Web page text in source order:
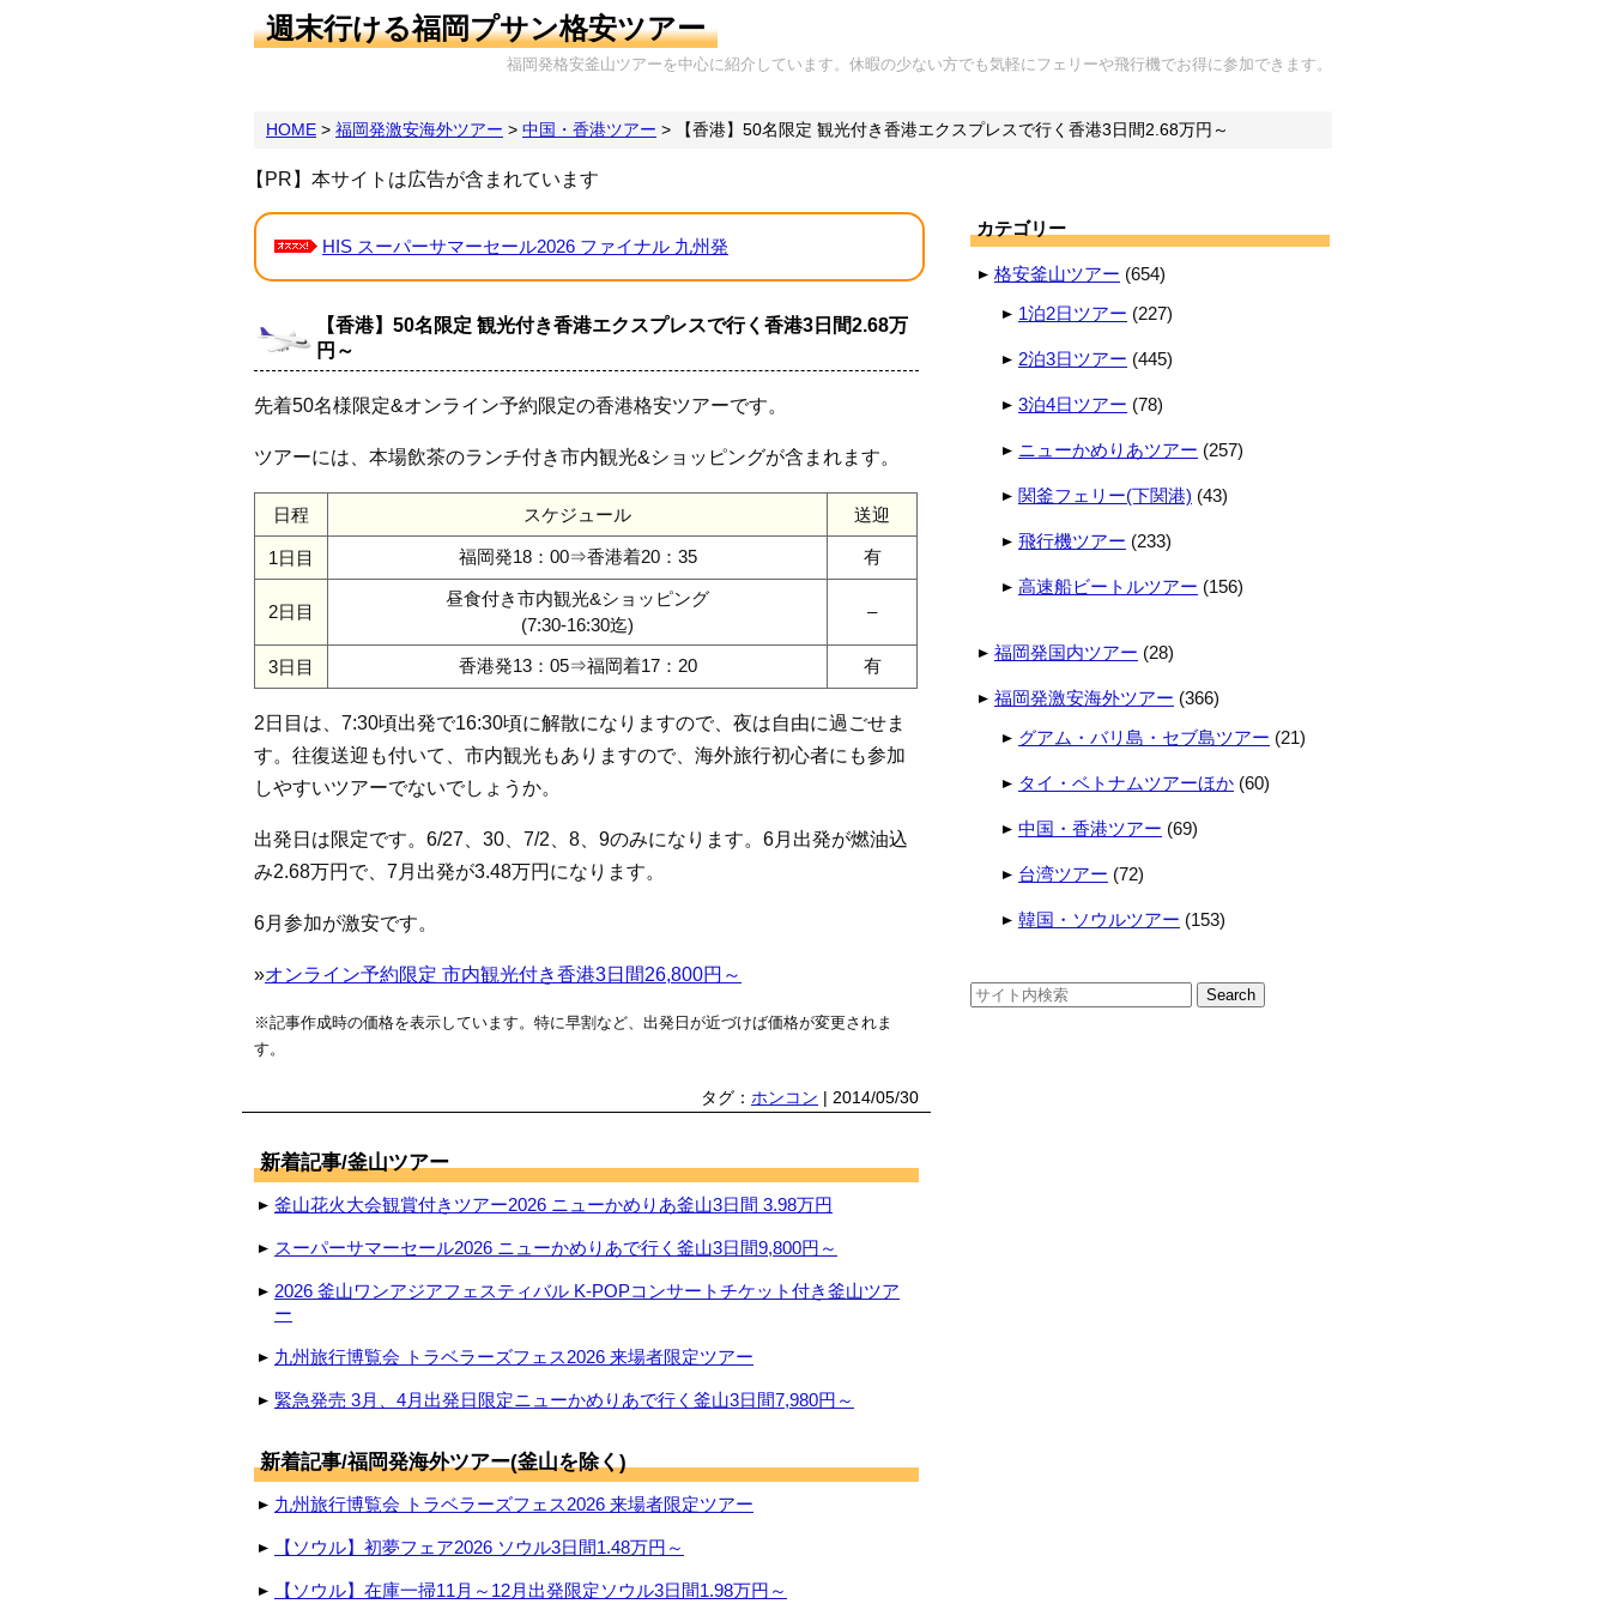
週末行ける福岡プサン格安ツアー
福岡発格安釜山ツアーを中心に紹介しています。休暇の少ない方でも気軽にフェリーや飛行機でお得に参加できます。
HOME > 福岡発激安海外ツアー > 中国・香港ツアー > 【香港】50名限定 観光付き香港エクスプレスで行く香港3日間2.68万円～
【PR】本サイトは広告が含まれています
HIS スーパーサマーセール2026 ファイナル 九州発
【香港】50名限定 観光付き香港エクスプレスで行く香港3日間2.68万
円～
先着50名様限定&オンライン予約限定の香港格安ツアーです。
ツアーには、本場飲茶のランチ付き市内観光&ショッピングが含まれます。
日程 スケジュール 送迎
1日目 福岡発18：00⇒香港着20：35 有
2日目
昼食付き市内観光&ショッピング
(7:30-16:30迄)
–
3日目 香港発13：05⇒福岡着17：20 有
2日目は、7:30頃出発で16:30頃に解散になりますので、夜は自由に過ごせま
す。往復送迎も付いて、市内観光もありますので、海外旅行初心者にも参加
しやすいツアーでないでしょうか。
出発日は限定です。6/27、30、7/2、8、9のみになります。6月出発が燃油込
み2.68万円で、7月出発が3.48万円になります。
6月参加が激安です。
»オンライン予約限定 市内観光付き香港3日間26,800円～
※記事作成時の価格を表示しています。特に早割など、出発日が近づけば価格が変更されま
す。
タグ： ホンコン | 2014/05/30
新着記事/釜山ツアー
釜山花火大会観賞付きツアー2026 ニューかめりあ釜山3日間 3.98万円
スーパーサマーセール2026 ニューかめりあで行く釜山3日間9,800円～
2026 釜山ワンアジアフェスティバル K-POPコンサートチケット付き釜山ツア
ー
九州旅行博覧会 トラベラーズフェス2026 来場者限定ツアー
緊急発売 3月、4月出発日限定ニューかめりあで行く釜山3日間7,980円～
新着記事/福岡発海外ツアー(釜山を除く)
九州旅行博覧会 トラベラーズフェス2026 来場者限定ツアー
【ソウル】初夢フェア2026 ソウル3日間1.48万円～
【ソウル】在庫一掃11月～12月出発限定ソウル3日間1.98万円～
カテゴリー
格安釜山ツアー (654)
1泊2日ツアー (227)
2泊3日ツアー (445)
3泊4日ツアー (78)
ニューかめりあツアー (257)
関釜フェリー(下関港) (43)
飛行機ツアー (233)
高速船ビートルツアー (156)
福岡発国内ツアー (28)
福岡発激安海外ツアー (366)
グアム・バリ島・セブ島ツアー (21)
タイ・ベトナムツアーほか (60)
中国・香港ツアー (69)
台湾ツアー (72)
韓国・ソウルツアー (153)
検
索: